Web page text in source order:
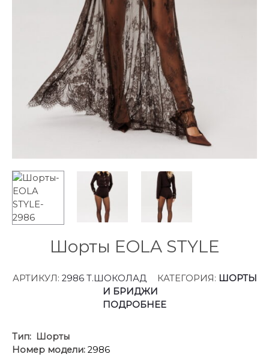
Шорты EOLA STYLE
АРТИКУЛ: 2986 Т.ШОКОЛАД КАТЕГОРИЯ: ШОРТЫ
И БРИДЖИ
ПОДРОБНЕЕ
Тип:
Шорты
Номер модели: 2986